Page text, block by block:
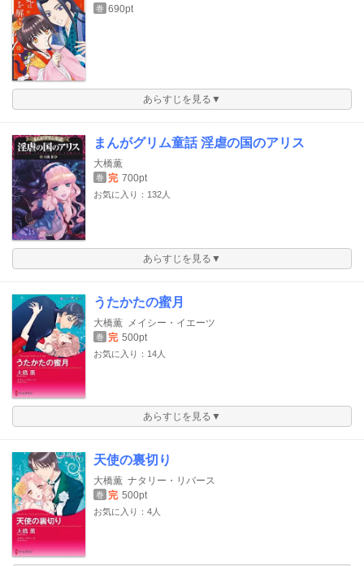
巻 690pt
あらすじを見る▼
まんがグリム童話 淫虐の国のアリス
大橋薫
巻 完 700pt
お気に入り：132人
あらすじを見る▼
うたかたの蜜月
大橋薫 メイシー・イエーツ
巻 完 500pt
お気に入り：14人
あらすじを見る▼
天使の裏切り
大橋薫 ナタリー・リバース
巻 完 500pt
お気に入り：4人